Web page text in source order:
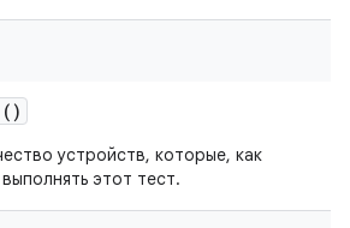
()
устройств, которые, как
этот тест.